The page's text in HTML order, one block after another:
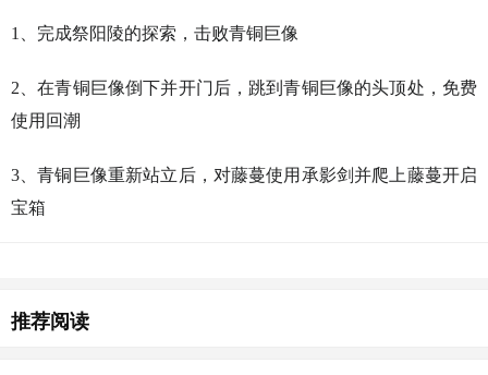
1、完成祭阳陵的探索，击败青铜巨像
2、在青铜巨像倒下并开门后，跳到青铜巨像的头顶处，免费
使用回潮
3、青铜巨像重新站立后，对藤蔓使用承影剑并爬上藤蔓开启
宝箱
推荐阅读